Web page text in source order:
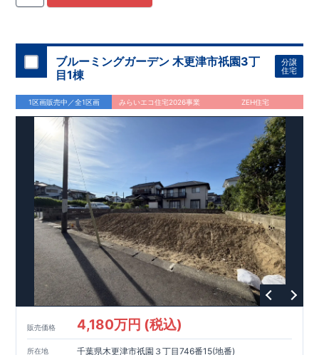
ブルーミングガーデン 木更津市祇園3丁
目1棟
分譲
住宅
1区画販売中／全1区画 みらいエコ住宅2026事業 ZEH住宅
販売価格 4,180万円 (税込)
所在地 千葉県木更津市祇園３丁目746番15(地番)